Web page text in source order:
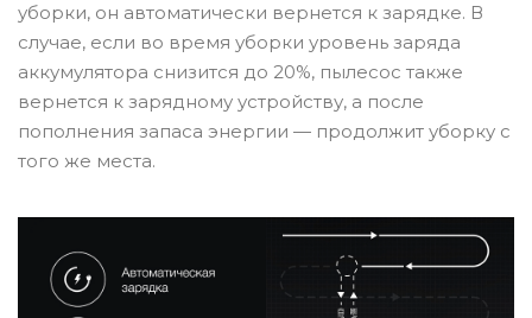
уборки, он автоматически вернется к зарядке. В
случае, если во время уборки уровень заряда
аккумулятора снизится до 20%, пылесос также
вернется к зарядному устройству, а после
пополнения запаса энергии — продолжит уборку с
того же места.